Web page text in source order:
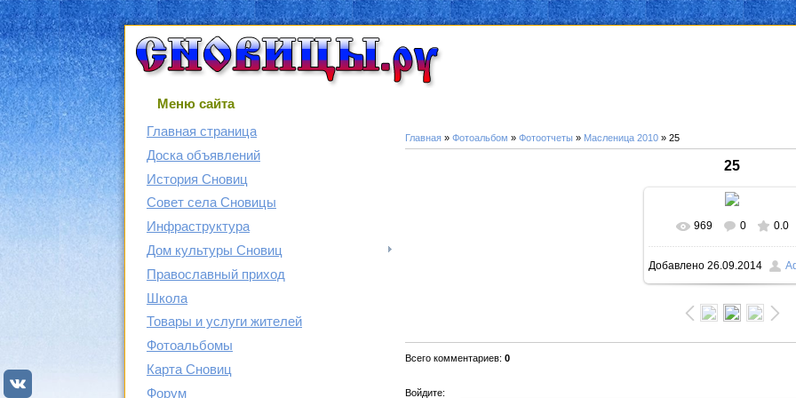
Меню сайта
Главная страница
Доска объявлений
История Сновиц
Совет села Сновицы
Инфраструктура
Дом культуры Сновиц
Православный приход
Школа
Товары и услуги жителей
Фотоальбомы
Карта Сновиц
Форум
Главная » Фотоальбом » Фотоотчеты » Масленица 2010 » 25
25
В реальном размере
1000x750/ 213.6Kb
969 0 0.0
Добавлено26.09.2014
Всего комментариев: 0
Войдите: